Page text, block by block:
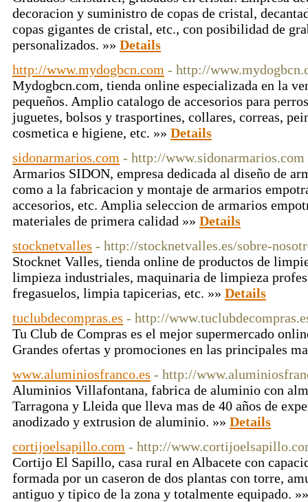
decoracion y suministro de copas de cristal,
copas gigantes de cristal, etc., con posibilidad de
personalizados. »» Details
http://www.mydogbcn.com - http://
Mydogbcn.com, tienda online especializada en la
pequeños. Amplio catalogo de accesorios para
juguetes, bolsos y trasportines, collares, correas,
cosmetica e higiene, etc. »» Details
sidonarmarios.com - http://www.sidonarmarios.com
Armarios SIDON, empresa dedicada al diseño de
como a la fabricacion y montaje de armarios
accesorios, etc. Amplia seleccion de armarios
materiales de primera calidad »» Details
stocknetvalles - http://stocknetvalles.es/sobre-
Stocknet Valles, tienda online de productos de
limpieza industriales, maquinaria de limpieza
fregasuelos, limpia tapicerias, etc. »» Details
tuclubdecompras.es - http://
Tu Club de Compras es el mejor supermercado
Grandes ofertas y promociones en las principales
www.aluminiosfranco.es - http://
Aluminios Villafontana, fabrica de aluminio con
Tarragona y Lleida que lleva mas de 40 años de
anodizado y extrusion de aluminio. »» Details
cortijoelsapillo.com - http://
Cortijo El Sapillo, casa rural en Albacete con
formada por un caseron de dos plantas con torre,
antiguo y tipico de la zona y totalmente equipado.